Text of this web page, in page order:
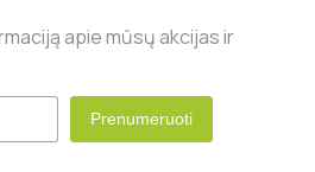
apie mūsų akcijas ir